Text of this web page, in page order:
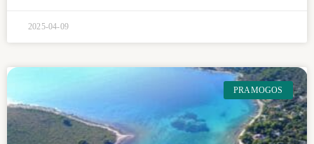
2025-04-09
PRAMOGOS